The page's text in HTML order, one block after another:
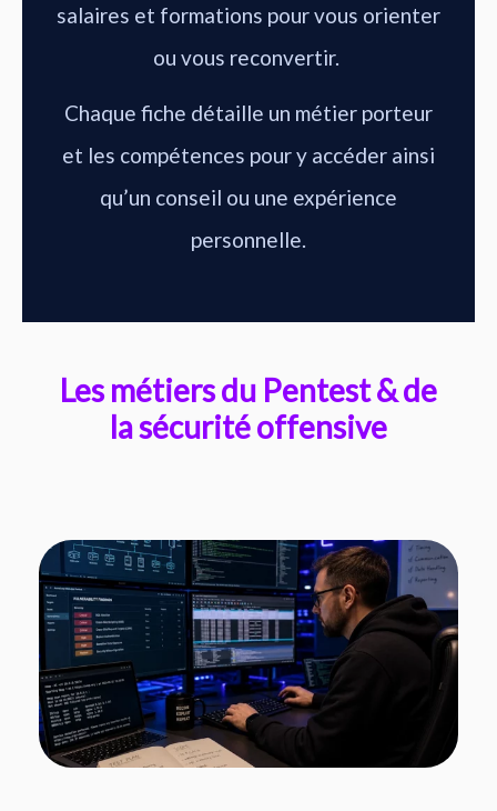
salaires et formations pour vous orienter
ou vous reconvertir.
Chaque fiche détaille un métier porteur
et les compétences pour y accéder ainsi
qu’un conseil ou une expérience
personnelle.
Les métiers du Pentest & de
la sécurité offensive